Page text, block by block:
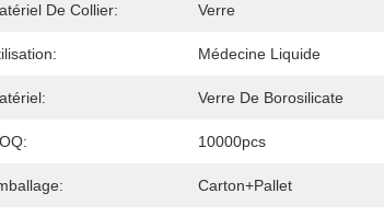
De Collier: Verre
Médecine Liquide
Verre De Borosilicate
10000pcs
Carton+Pallet